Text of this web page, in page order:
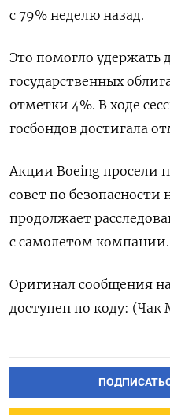
с 79% неделю назад.
Это помогло удержать
государственных
отметки 4%. В ходе
госбондов достигала
Акции Boeing просели
совет по безопасности
продолжает
с самолетом компании.
Оригинал сообщения
доступен по коду: